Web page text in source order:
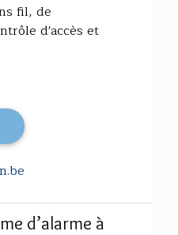
fil, de
d'accès et
d’alarme à